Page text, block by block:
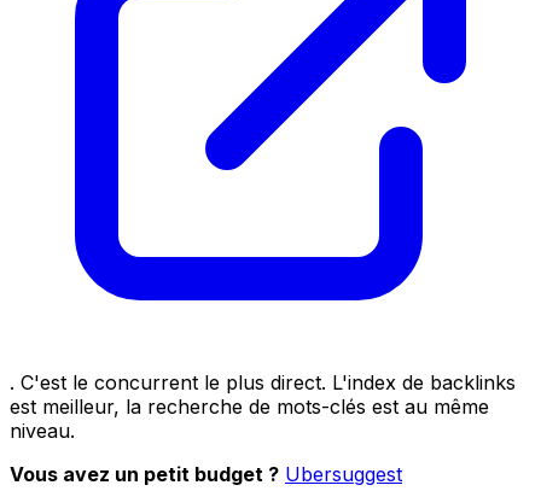
. C'est le concurrent le plus direct. L'index de backlinks
est meilleur, la recherche de mots-clés est au même
niveau.
Vous avez un petit budget ? Ubersuggest